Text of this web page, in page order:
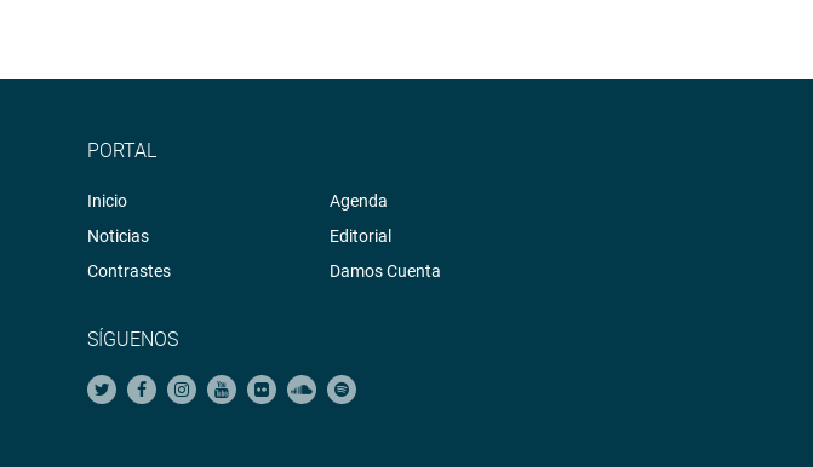
PORTAL
Inicio
Noticias
Contrastes
Agenda
Editorial
Damos Cuenta
SÍGUENOS